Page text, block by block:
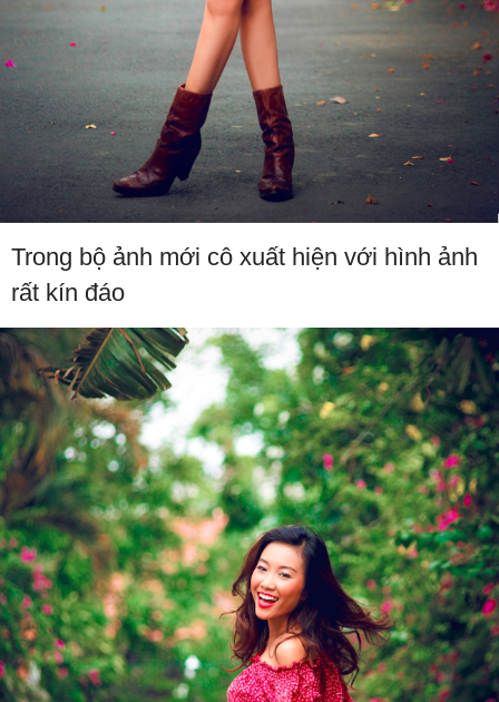
Trong bộ ảnh mới cô xuất hiện với hình ảnh
rất kín đáo